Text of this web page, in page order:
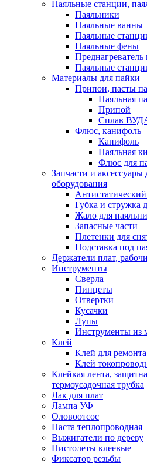
Паяльные станции,
Паяльники
Паяльные ванны
Паяльные
Паяльные фены
Преднагреватель
Паяльные
Материалы для пайки
Припои, пасты
Паяльная
Припой
Сплав
Флюс, канифоль
Канифоль
Паяльная
Флюс для
Запчасти и аксессуары
оборудования
Антистатический
Губка и стружка
Жало для
Запасные части
Плетенки для
Подставка под
Держатели плат,
Инструменты
Сверла
Пинцеты
Отвертки
Кусачки
Лупы
Инструменты из
Клей
Клей для
Клей
Клейкая лента,
термоусадочная трубка
Лак для плат
Лампа УФ
Оловоотсос
Паста теплопроводная
Выжигатели по дереву
Пистолеты клеевые
Фиксатор резьбы